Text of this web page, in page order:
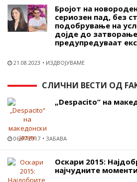
Бројот на
сериозен пад, без
подобрување на
дојде до
предупредуваат
21.08.2023 ИЗДВОЈУВАМЕ
СЛИЧНИ ВЕСТИ ОД
„Despacito“ на
06.07.2017 ЗАБАВА
Оскари 2015:
најчудните